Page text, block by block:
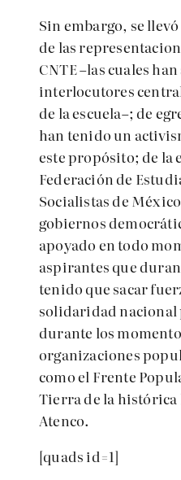
Sin embargo, se
de las
CNTE –las cuales
interlocutores
de la escuela–; de
han tenido un
este propósito; de la
Federación de
Socialistas de
gobiernos
apoyado en todo
aspirantes que
tenido que sacar
solidaridad nacional
durante los
organizaciones
como el Frente
Tierra de la histórica
Atenco.
[quads id=1]